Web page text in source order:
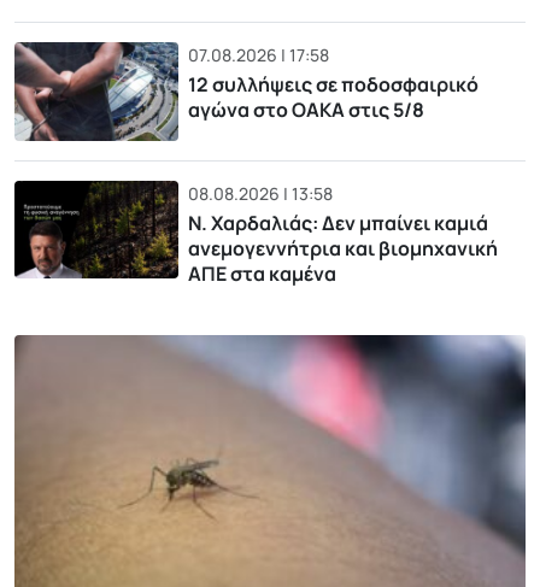
07.08.2026 | 17:58
12 συλλήψεις σε ποδοσφαιρικό
αγώνα στο ΟΑΚΑ στις 5/8
08.08.2026 | 13:58
Ν. Χαρδαλιάς: Δεν μπαίνει καμιά
ανεμογεννήτρια και βιομηχανική
ΑΠΕ στα καμένα